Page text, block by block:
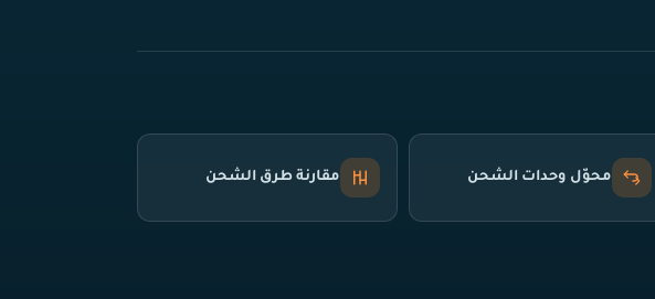
محوّل وحدات الشحن مقارنة طرق الشحن